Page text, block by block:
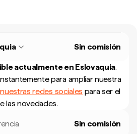
Sin comisión
actualmente en Eslovaquia.
para ampliar nuestra
nuestras redes sociales para ser el
las novedades.
Sin comisión